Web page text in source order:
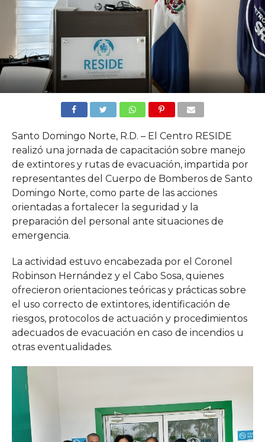
Santo Domingo Norte, R.D. – El Centro RESIDE
realizó una jornada de capacitación sobre manejo
de extintores y rutas de evacuación, impartida por
representantes del Cuerpo de Bomberos de Santo
Domingo Norte, como parte de las acciones
orientadas a fortalecer la seguridad y la
preparación del personal ante situaciones de
emergencia.
La actividad estuvo encabezada por el Coronel
Robinson Hernández y el Cabo Sosa, quienes
ofrecieron orientaciones teóricas y prácticas sobre
el uso correcto de extintores, identificación de
riesgos, protocolos de actuación y procedimientos
adecuados de evacuación en caso de incendios u
otras eventualidades.